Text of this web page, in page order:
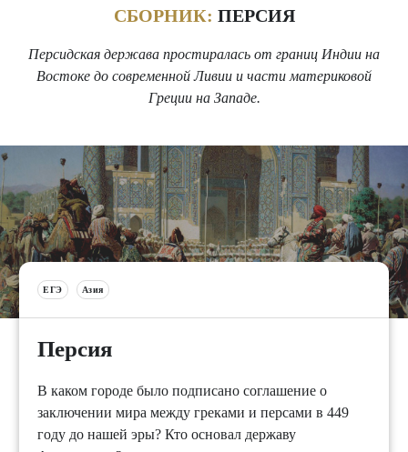
СБОРНИК: ПЕРСИЯ
Персидская держава простиралась от границ Индии на
Востоке до современной Ливии и части материковой
Греции на Западе.
ЕГЭ Азия
Персия
В каком городе было подписано соглашение о
заключении мира между греками и персами в 449
году до нашей эры? Кто основал державу